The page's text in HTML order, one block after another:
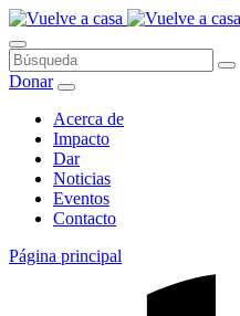
Saltar
al
contenido
Búsqueda
Donar
Acerca de
Impacto
Dar
Noticias
Eventos
Contacto
Página principal